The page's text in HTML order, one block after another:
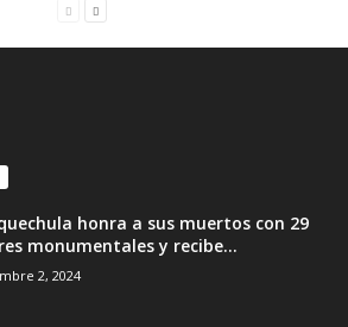
honra a sus muertos con 29
monumentales y recibe...
2, 2024